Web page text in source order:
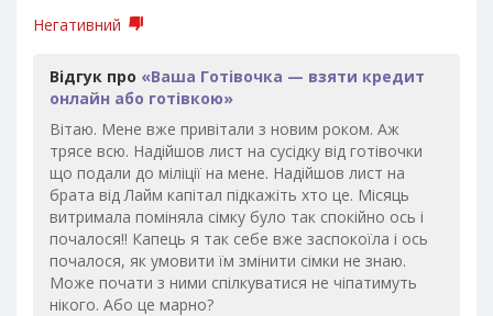
Негативний
Відгук про «Ваша Готівочка — взяти кредит
онлайн або готівкою»
Вітаю. Мене вже привітали з новим роком. Аж
трясе всю. Надійшов лист на сусідку від готівочки
що подали до міліції на мене. Надійшов лист на
брата від Лайм капітал підкажіть хто це. Місяць
витримала поміняла сімку було так спокійно ось і
почалося!! Капець я так себе вже заспокоїла і ось
почалося, як умовити їм змінити сімки не знаю.
Може почати з ними спілкуватися не чіпатимуть
нікого. Або це марно?